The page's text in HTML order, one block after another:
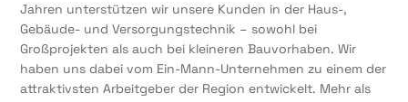
Jahren unterstützen wir unsere Kunden in der Haus-,
Gebäude- und Versorgungstechnik – sowohl bei
Großprojekten als auch bei kleineren Bauvorhaben. Wir
haben uns dabei vom Ein-Mann-Unternehmen zu einem der
attraktivsten Arbeitgeber der Region entwickelt. Mehr als